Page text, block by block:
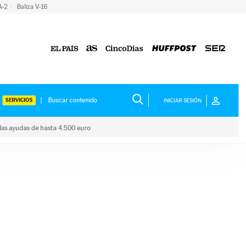
2 Baliza V-16
SERVICIOS INICIAR SESIÓN
ayudas de hasta 4.500 euro